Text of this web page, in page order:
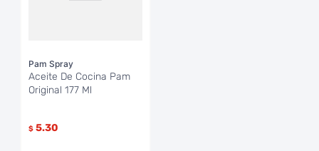
Pam Spray
Aceite De Cocina Pam
Original 177 Ml
$ 5.30